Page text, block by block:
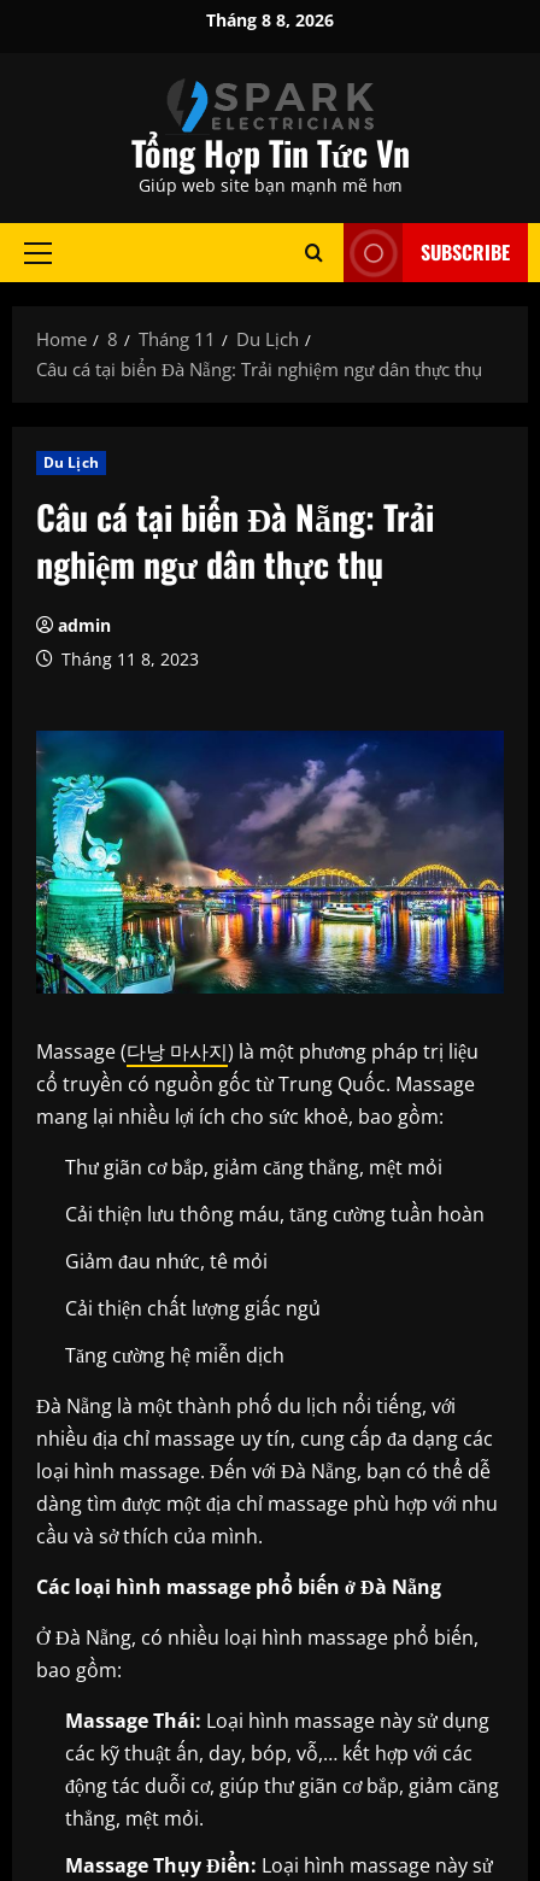
Tháng 8 8, 2026
Tổng Hợp Tin Tức Vn
Giúp web site bạn mạnh mẽ hơn
Primary
SUBSCRIBE
Home 8 Tháng 11
Du Lịch
Câu cá tại biển Đà Nẵng: Trải nghiệm ngư dân thực thụ
Du Lịch
Câu cá tại biển Đà Nẵng: Trải
nghiệm ngư dân thực thụ
admin
Tháng 11 8, 2023
Massage (다낭 마사지) là một phương pháp trị liệu
cổ truyền có nguồn gốc từ Trung Quốc. Massage
mang lại nhiều lợi ích cho sức khoẻ, bao gồm:
Thư giãn cơ bắp, giảm căng thẳng, mệt mỏi
Cải thiện lưu thông máu, tăng cường tuần hoàn
Giảm đau nhức, tê mỏi
Cải thiện chất lượng giấc ngủ
Tăng cường hệ miễn dịch
Đà Nẵng là một thành phố du lịch nổi tiếng, với
nhiều địa chỉ massage uy tín, cung cấp đa dạng các
loại hình massage. Đến với Đà Nẵng, bạn có thể dễ
dàng tìm được một địa chỉ massage phù hợp với nhu
cầu và sở thích của mình.
Các loại hình massage phổ biến ở Đà Nẵng
Ở Đà Nẵng, có nhiều loại hình massage phổ biến,
bao gồm:
Massage Thái: Loại hình massage này sử dụng
các kỹ thuật ấn, day, bóp, vỗ,… kết hợp với các
động tác duỗi cơ, giúp thư giãn cơ bắp, giảm căng
thẳng, mệt mỏi.
Massage Thụy Điển: Loại hình massage này sử